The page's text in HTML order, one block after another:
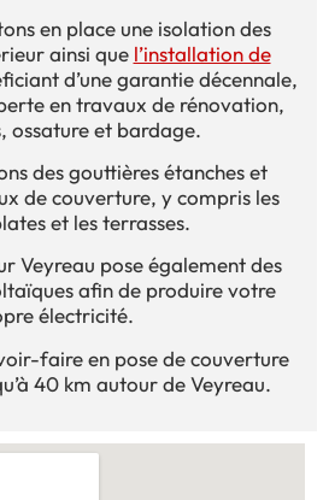
en place une isolation des
ainsi que l’installation de
d’une garantie décennale,
en travaux de rénovation,
ossature et bardage.
des gouttières étanches et
de couverture, y compris les
et les terrasses.
Veyreau pose également des
afin de produire votre
électricité.
faire en pose de couverture
40 km autour de Veyreau.